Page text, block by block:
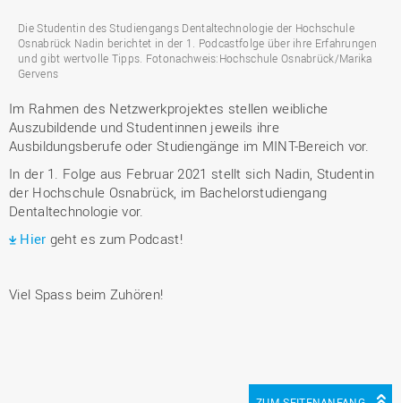
Die Studentin des Studiengangs Dentaltechnologie der Hochschule
Osnabrück Nadin berichtet in der 1. Podcastfolge über ihre Erfahrungen
und gibt wertvolle Tipps. Fotonachweis:Hochschule Osnabrück/Marika
Gervens
Im Rahmen des Netzwerkprojektes stellen weibliche
Auszubildende und Studentinnen jeweils ihre
Ausbildungsberufe oder Studiengänge im MINT-Bereich vor.
In der 1. Folge aus Februar 2021 stellt sich Nadin, Studentin
der Hochschule Osnabrück, im Bachelorstudiengang
Dentaltechnologie vor.
Hier geht es zum Podcast!
Viel Spass beim Zuhören!